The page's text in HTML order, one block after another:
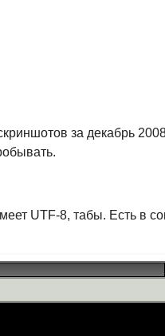
за декабрь
UTF-8, табы. Есть в